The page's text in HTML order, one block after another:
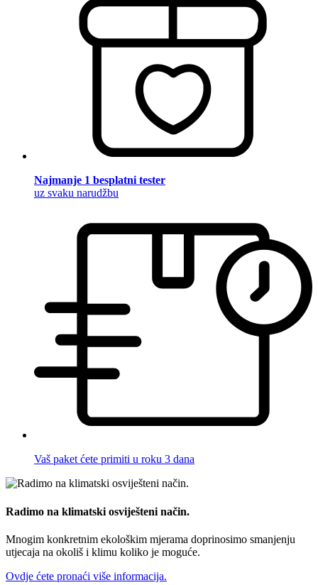
Najmanje 1 besplatni tester
uz svaku narudžbu
Vaš paket ćete primiti u roku 3 dana
Radimo na klimatski osviješteni način.
Mnogim konkretnim ekološkim mjerama doprinosimo smanjenju
utjecaja na okoliš i klimu koliko je moguće.
Ovdje ćete pronaći više informacija.